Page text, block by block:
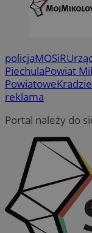
policjaMOSiR
PiechulaPowiat
Powiatowe
reklama
Portal należy do